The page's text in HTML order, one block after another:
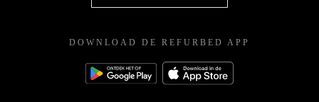
DOWNLOAD DE REFURBED APP